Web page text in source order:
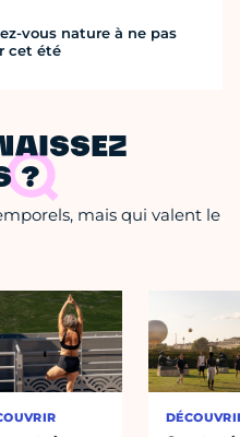
vous nature à ne pas
cet été
?
mais qui valent le